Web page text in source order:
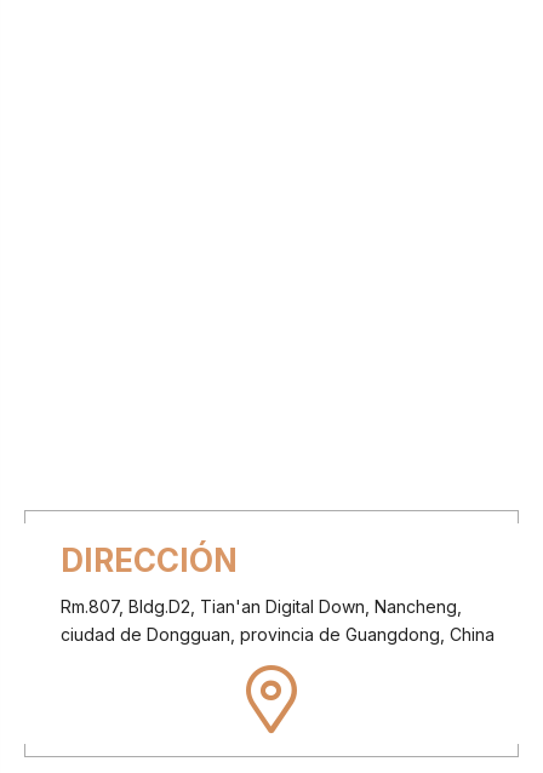
DIRECCIÓN
Rm.807, Bldg.D2, Tian'an Digital Down, Nancheng,
ciudad de Dongguan, provincia de Guangdong, China